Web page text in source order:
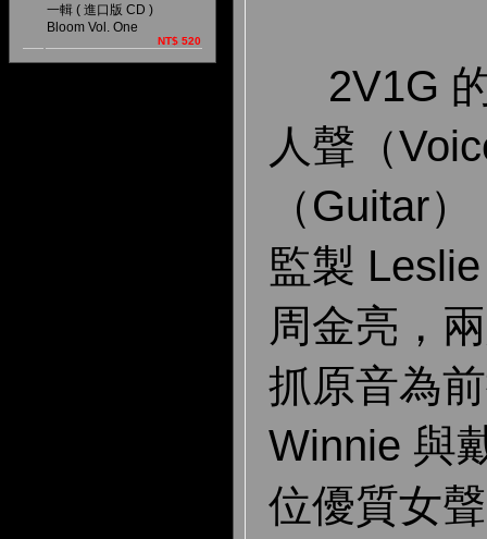
一輯 ( 進口版 CD )
Bloom Vol. One
NT$ 520
2V1G 的
人聲（
（Guitar
監製
周金亮，
抓原音為
Winnie 與
位優質女